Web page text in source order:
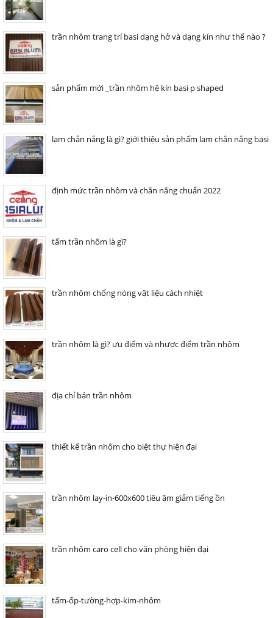
trần nhôm trang trí basi dạng hở và dạng kín như thế nào ?
sản phẩm mới _trần nhôm hệ kín basi p shaped
lam chắn nắng là gì? giới thiệu sản phẩm lam chắn nắng basi
định mức trần nhôm và chắn nắng chuẩn 2022
tấm trần nhôm là gì?
trần nhôm chống nóng vật liệu cách nhiệt
trần nhôm là gì? ưu điểm và nhược điểm trần nhôm
địa chỉ bán trần nhôm
thiết kế trần nhôm cho biệt thự hiện đại
trần nhôm lay-in-600x600 tiêu âm giảm tiếng ồn
trần nhôm caro cell cho văn phòng hiện đại
tấm-ốp-tường-hợp-kim-nhôm